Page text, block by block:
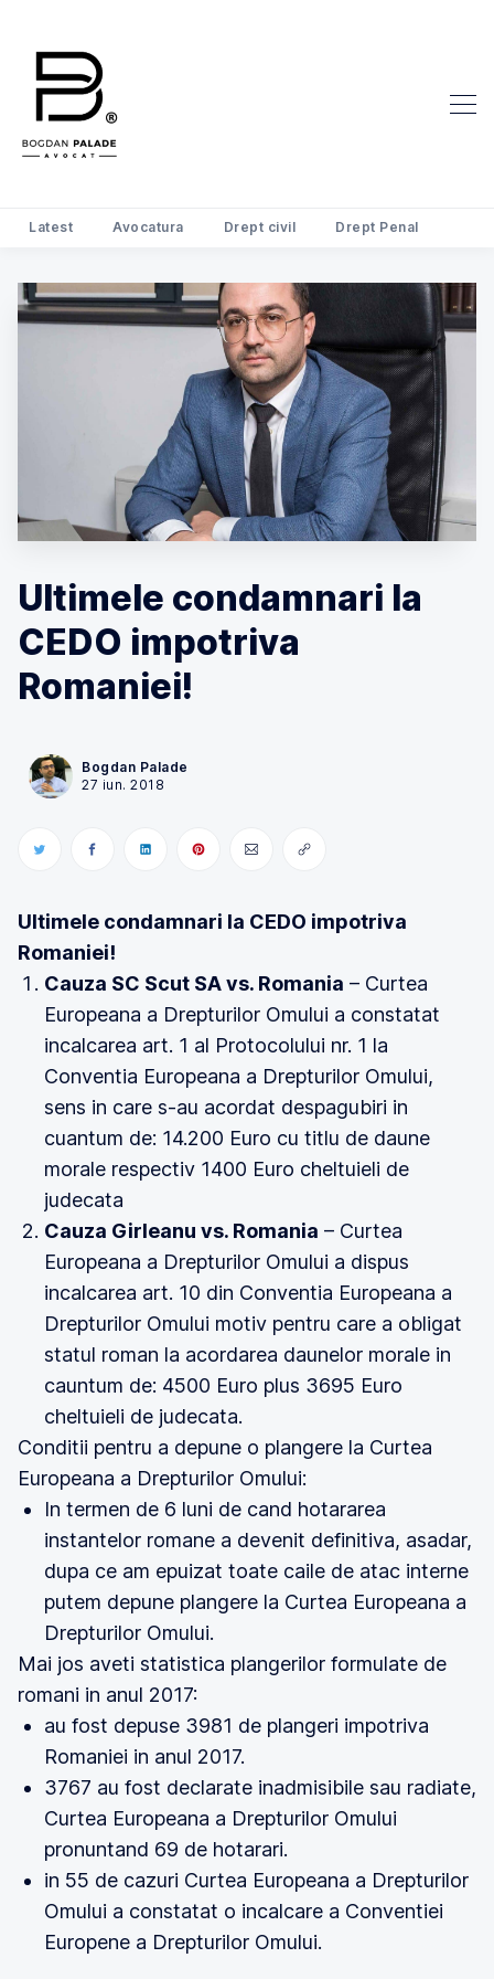
Latest Avocatura Drept civil Drept Penal
Ultimele condamnari la
CEDO impotriva
Romaniei!
Bogdan Palade
27 iun. 2018
Ultimele condamnari la CEDO impotriva
Romaniei!
Cauza SC Scut SA vs. Romania – Curtea
Europeana a Drepturilor Omului a constatat
incalcarea art. 1 al Protocolului nr. 1 la
Conventia Europeana a Drepturilor Omului,
sens in care s-au acordat despagubiri in
cuantum de: 14.200 Euro cu titlu de daune
morale respectiv 1400 Euro cheltuieli de
judecata
Cauza Girleanu vs. Romania – Curtea
Europeana a Drepturilor Omului a dispus
incalcarea art. 10 din Conventia Europeana a
Drepturilor Omului motiv pentru care a obligat
statul roman la acordarea daunelor morale in
cauntum de: 4500 Euro plus 3695 Euro
cheltuieli de judecata.
Conditii pentru a depune o plangere la Curtea
Europeana a Drepturilor Omului:
In termen de 6 luni de cand hotararea
instantelor romane a devenit definitiva, asadar,
dupa ce am epuizat toate caile de atac interne
putem depune plangere la Curtea Europeana a
Drepturilor Omului.
Mai jos aveti statistica plangerilor formulate de
romani in anul 2017:
au fost depuse 3981 de plangeri impotriva
Romaniei in anul 2017.
3767 au fost declarate inadmisibile sau radiate,
Curtea Europeana a Drepturilor Omului
pronuntand 69 de hotarari.
in 55 de cazuri Curtea Europeana a Drepturilor
Omului a constatat o incalcare a Conventiei
Europene a Drepturilor Omului.